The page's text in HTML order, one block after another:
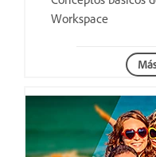
Workspace